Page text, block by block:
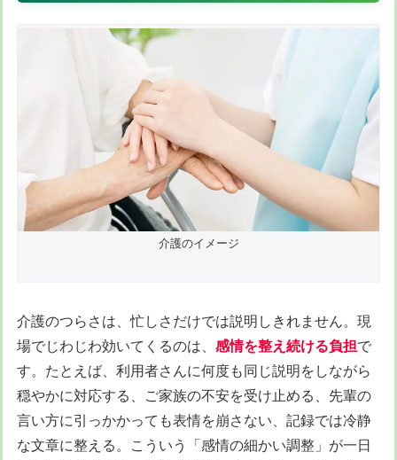
介護のイメージ
介護のつらさは、忙しさだけでは説明しきれません。現
場でじわじわ効いてくるのは、 感情を整え続ける負担で
す。たとえば、利用者さんに何度も同じ説明をしながら
穏やかに対応する、ご家族の不安を受け止める、先輩の
言い方に引っかかっても表情を崩さない、記録では冷静
な文章に整える。こういう「感情の細かい調整」が一日